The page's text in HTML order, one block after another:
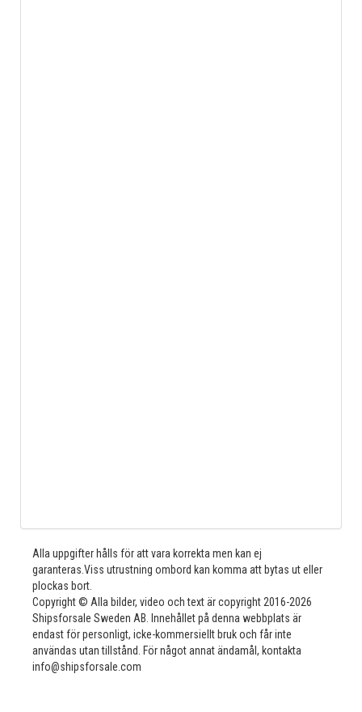
Alla uppgifter hålls för att vara korrekta men kan ej
garanteras.Viss utrustning ombord kan komma att bytas ut eller
plockas bort.
Copyright © Alla bilder, video och text är copyright 2016-2026
Shipsforsale Sweden AB. Innehållet på denna webbplats är
endast för personligt, icke-kommersiellt bruk och får inte
användas utan tillstånd. För något annat ändamål, kontakta
info@shipsforsale.com